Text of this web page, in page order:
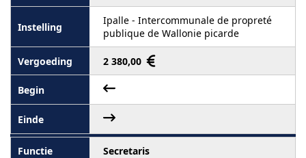
Ipalle - Intercommunale de propreté
publique de Wallonie picarde
2 380,00
Secretaris